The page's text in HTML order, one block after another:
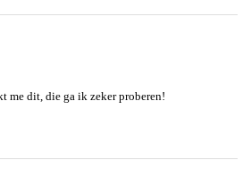
me dit, die ga ik zeker proberen!